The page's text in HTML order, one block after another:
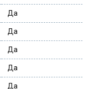
Да
Да
Да
Да
Да